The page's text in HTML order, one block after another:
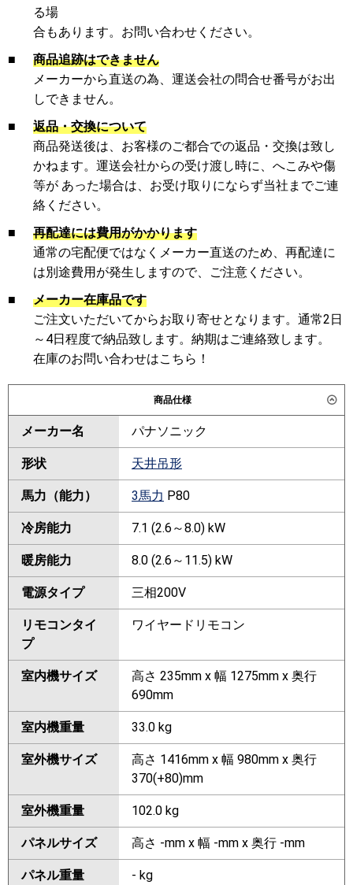
る場
合もあります。お問い合わせください。
■
商品追跡はできません
メーカーから直送の為、運送会社の問合せ番号がお出
しできません。
■
返品・交換について
商品発送後は、お客様のご都合での返品・交換は致し
かねます。運送会社からの受け渡し時に、へこみや傷
等が あった場合は、お受け取りにならず当社までご連
絡ください。
■
再配達には費用がかかります
通常の宅配便ではなくメーカー直送のため、再配達に
は別途費用が発生しますので、ご注意ください。
■
メーカー在庫品です
ご注文いただいてからお取り寄せとなります。通常2日
～4日程度で納品致します。納期はご連絡致します。
在庫のお問い合わせはこちら！
商品仕様
メーカー名 パナソニック
形状 天井吊形
馬力（能力） 3馬力 P80
冷房能力 7.1 (2.6～8.0) kW
暖房能力 8.0 (2.6～11.5) kW
電源タイプ 三相200V
リモコンタイ
プ
ワイヤードリモコン
室内機サイズ
高さ 235mm x 幅 1275mm x 奥行
690mm
室内機重量 33.0 kg
室外機サイズ
高さ 1416mm x 幅 980mm x 奥行
370(+80)mm
室外機重量 102.0 kg
パネルサイズ 高さ -mm x 幅 -mm x 奥行 -mm
パネル重量 - kg